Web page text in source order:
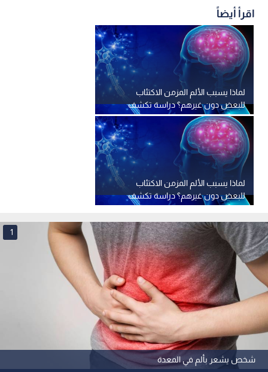
اقرأ أيضاً
لماذا يسبب الألم المزمن الاكتئاب
للبعض دون غيرهم؟ دراسة تكشف
"السر" في خلايا الدماغ
لماذا يسبب الألم المزمن الاكتئاب
للبعض دون غيرهم؟ دراسة تكشف
"السر" في خلايا الدماغ
شخص يشعر بألم في المعدة
1